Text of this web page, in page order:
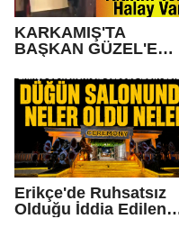
KARKAMIŞ'TA
BAŞKAN GÜZEL'E
Yok, Halay Var
Erikçe'de Ruhsatsız
Olduğu İddia Edilen